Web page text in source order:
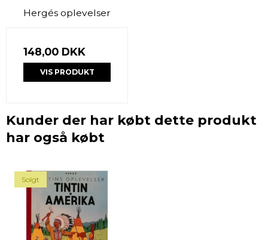
Hergés oplevelser
148,00 DKK
VIS PRODUKT
Kunder der har købt dette produkt
har også købt
Solgt